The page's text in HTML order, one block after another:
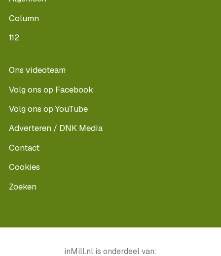
Column
112
Ons videoteam
Volg ons op Facebook
Volg ons op YouTube
Adverteren / DNK Media
Contact
Cookies
Zoeken
inMill.nl is onderdeel van: